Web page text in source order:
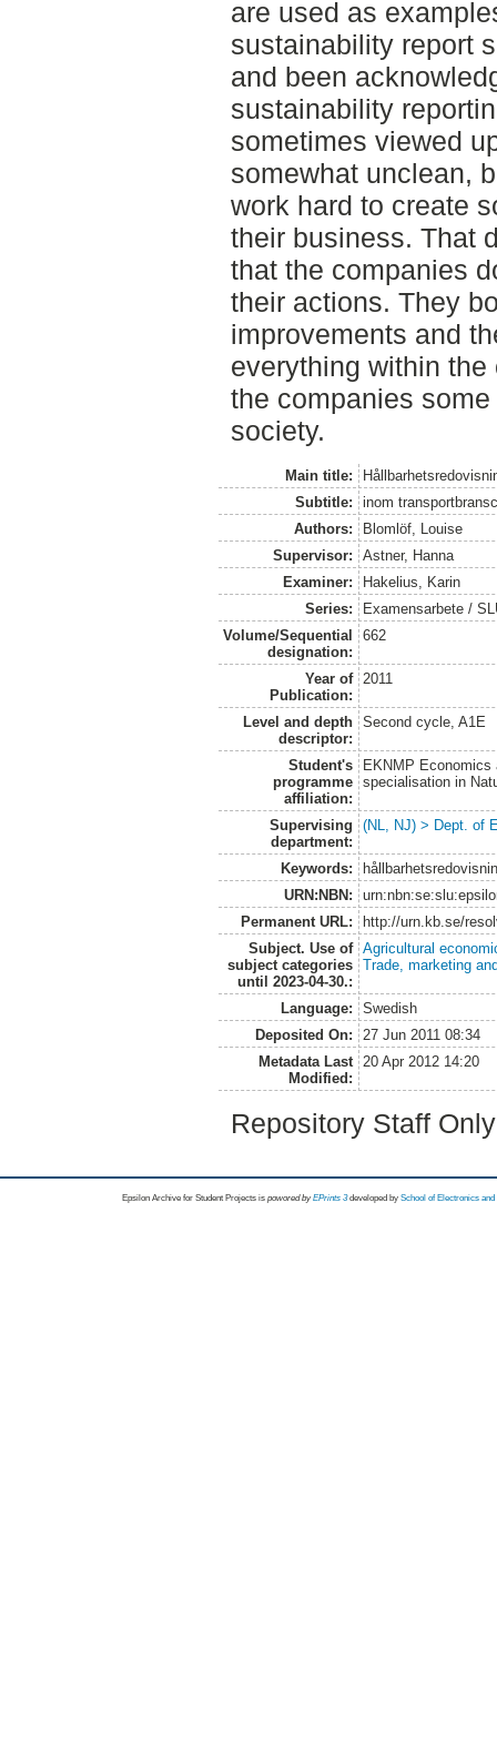
are used as
sustainability report
and been
sustainability
sometimes viewed
somewhat unclean,
work hard to create
their business. That
that the companies
their actions. They
improvements and
everything within
the companies
society.
Main title:
Subtitle:
inom
Authors:
Blomlöf, Louise
Supervisor:
Astner, Hanna
Examiner:
Hakelius, Karin
Series:
Examensarbete /
Volume/Sequential
designation:
662
Year of
Publication:
2011
Level and depth
descriptor:
Second cycle, A1E
Student's
programme
affiliation:
EKNMP Economics
specialisation in
Supervising
department:
(NL, NJ) > Dept. of
Keywords:
URN:NBN:
Permanent URL:
http://urn.kb.se/
Subject. Use of
subject categories
until 2023-04-30.:
Agricultural
Trade, marketing
Language:
Swedish
Deposited On:
27 Jun 2011 08:34
Metadata Last
Modified:
20 Apr 2012 14:20
Repository Staff
Epsilon Archive for Student Projects is powored byEPrints 3 developed by School of Electronics